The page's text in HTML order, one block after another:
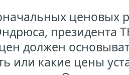
президента
должен
или какие цены